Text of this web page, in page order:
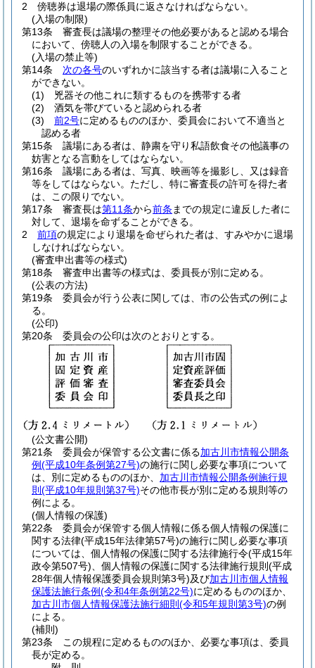
2
傍聴券は退場の際係員に返さなければならない。
(入場の制限)
第13条
審査長は議場の整理その他必要があると認める場合
において、傍聴人の入場を制限することができる。
(入場の禁止等)
第14条
次の各号のいずれかに該当する者は議場に入ること
ができない。
(1)
兇器その他これに類するものを携帯する者
(2)
酒気を帯びていると認められる者
(3)
前2号に定めるもののほか、委員会において不適当と
認める者
第15条
議場にある者は、静粛を守り私語飲食その他議事の
妨害となる言動をしてはならない。
第16条
議場にある者は、写真、映画等を撮影し、又は録音
等をしてはならない。 ただし、特に審査長の許可を得た者
は、この限りでない。
第17条
審査長は第11条から前条 までの規定に違反した者に
対して、退場を命ずることができる。
2
前項の規定により退場を命ぜられた者は、すみやかに退場
しなければならない。
(審査申出書等の様式)
第18条
審査申出書等の様式は、委員長が別に定める。
(公表の方法)
第19条
委員会が行う公表に関しては、市の公告式の例によ
る。
(公印)
第20条
委員会の公印は次のとおりとする。
(公文書公開)
第21条
委員会が保管する公文書に係る加古川市情報公開条
例(平成10年条例第27号)の施行に関し必要な事項について
は、別に定めるもののほか、 加古川市情報公開条例施行規
則 (平成10年規則第37号)その他市長が別に定める規則等の
例による。
(個人情報の保護)
第22条
委員会が保管する個人情報に係る個人情報の保護に
関する法律(平成15年法律第57号)の施行に関し必要な事項
については、個人情報の保護に関する法律施行令(平成15年
政令第507号) 、個人情報の保護に関する法律施行規則 (平成
28年個人情報保護委員会規則第3号)及び加古川市個人情報
保護法施行条例(令和4年条例第22号)に定めるもののほか、
加古川市個人情報保護法施行細則 (令和5年規則第3号)の例
による。
(補則)
第23条
この規程に定めるもののほか、必要な事項は、委員
長が定める。